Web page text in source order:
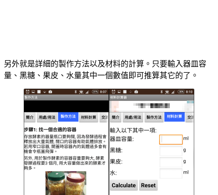
另外就是詳細的製作方法以及材料的計算。只要輸入器皿容
量、黑糖、果皮、水量其中一個數值即可推算其它的了。